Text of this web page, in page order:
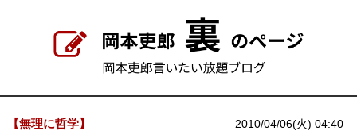
【無理に哲学】 2010/04/06(火) 04:40